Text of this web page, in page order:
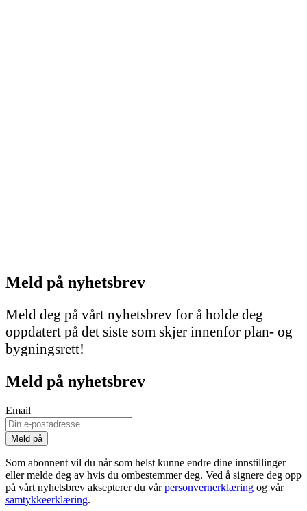
Meld på nyhetsbrev
Meld deg på vårt nyhetsbrev for å holde deg
oppdatert på det siste som skjer innenfor plan- og
bygningsrett!
Meld på nyhetsbrev
Email
Som abonnent vil du når som helst kunne endre dine innstillinger
eller melde deg av hvis du ombestemmer deg. Ved å signere deg opp
på vårt nyhetsbrev aksepterer du vårpersonvernerklæring og vår
samtykkeerklæring.